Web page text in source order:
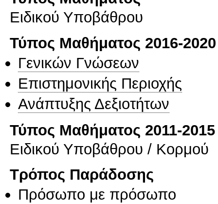
Ειδικού Υποβάθρου
Τύπος Μαθήματος 2016-2020
Γενικών Γνώσεων
Επιστημονικής Περιοχής
Ανάπτυξης Δεξιοτήτων
Τύπος Μαθήματος 2011-2015
Ειδικού Υποβάθρου / Κορμού
Τρόπος Παράδοσης
Πρόσωπο με πρόσωπο